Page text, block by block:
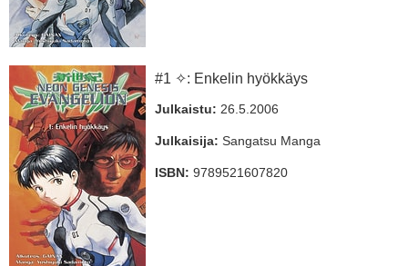
#1 ✧: Enkelin hyökkäys
Julkaistu: 26.5.2006
Julkaisija: Sangatsu Manga
ISBN: 9789521607820